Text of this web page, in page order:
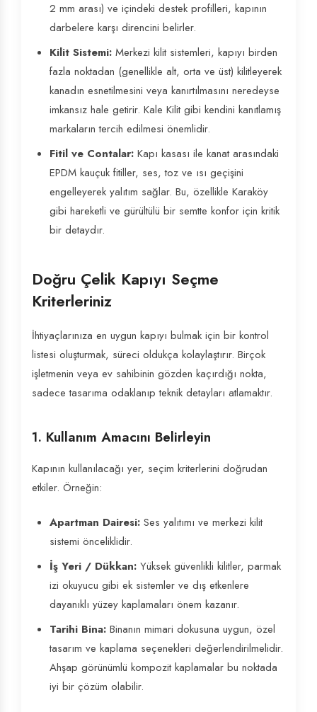
2 mm arası) ve içindeki destek profilleri, kapının
darbelere karşı direncini belirler.
Kilit Sistemi: Merkezi kilit sistemleri, kapıyı birden
fazla noktadan (genellikle alt, orta ve üst) kilitleyerek
kanadın esnetilmesini veya kanırtılmasını neredeyse
imkansız hale getirir. Kale Kilit gibi kendini kanıtlamış
markaların tercih edilmesi önemlidir.
Fitil ve Contalar: Kapı kasası ile kanat arasındaki
EPDM kauçuk fitiller, ses, toz ve ısı geçişini
engelleyerek yalıtım sağlar. Bu, özellikle Karaköy
gibi hareketli ve gürültülü bir semtte konfor için kritik
bir detaydır.
Doğru Çelik Kapıyı Seçme
Kriterleriniz
İhtiyaçlarınıza en uygun kapıyı bulmak için bir kontrol
listesi oluşturmak, süreci oldukça kolaylaştırır. Birçok
işletmenin veya ev sahibinin gözden kaçırdığı nokta,
sadece tasarıma odaklanıp teknik detayları atlamaktır.
1. Kullanım Amacını Belirleyin
Kapının kullanılacağı yer, seçim kriterlerini doğrudan
etkiler. Örneğin:
Apartman Dairesi: Ses yalıtımı ve merkezi kilit
sistemi önceliklidir.
İş Yeri / Dükkan: Yüksek güvenlikli kilitler, parmak
izi okuyucu gibi ek sistemler ve dış etkenlere
dayanıklı yüzey kaplamaları önem kazanır.
Tarihi Bina: Binanın mimari dokusuna uygun, özel
tasarım ve kaplama seçenekleri değerlendirilmelidir.
Ahşap görünümlü kompozit kaplamalar bu noktada
iyi bir çözüm olabilir.